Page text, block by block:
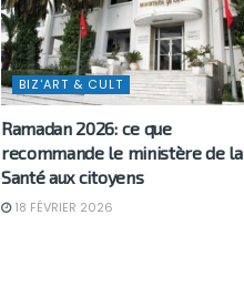
BIZ'ART & CULT
Ramadan 2026: ce que
recommande le ministère de la
Santé aux citoyens
18 FÉVRIER 2026